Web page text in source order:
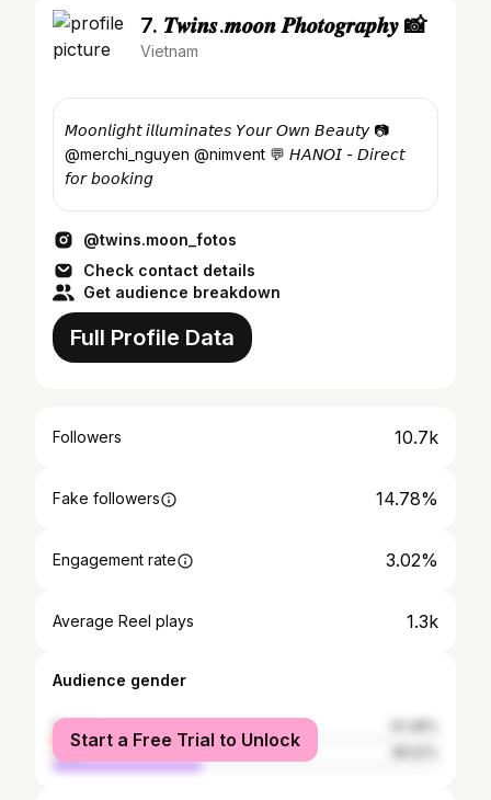
7. 𝑻𝒘𝒊𝒏𝒔.𝒎𝒐𝒐𝒏 𝑷𝒉𝒐𝒕𝒐𝒈𝒓𝒂𝒑𝒉𝒚 📸
Vietnam
𝘔𝘰𝘰𝘯𝘭𝘪𝘨𝘩𝘵 𝘪𝘭𝘭𝘶𝘮𝘪𝘯𝘢𝘵𝘦𝘴 𝘠𝘰𝘶𝘳 𝘖𝘸𝘯 𝘉𝘦𝘢𝘶𝘵𝘺 📷
@merchi_nguyen @nimvent 💬 𝘏𝘈𝘕𝘖𝘐 - 𝘋𝘪𝘳𝘦𝘤𝘵
𝘧𝘰𝘳 𝘣𝘰𝘰𝘬𝘪𝘯𝘨
@twins.moon_fotos
Check contact details
Get audience breakdown
Full Profile Data
Followers 10.7k
Fake followers 14.78%
Engagement rate 3.02%
Average Reel plays 1.3k
Audience gender
female
male
Start a Free Trial to Unlock